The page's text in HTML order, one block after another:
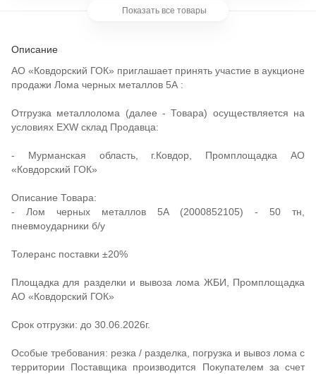
Показать все товары
Описание
АО «Ковдорский ГОК» приглашает принять участие в аукционе
продажи Лома черных металлов 5А :
Отгрузка металлолома (далее - Товара) осуществляется на
условиях EXW склад Продавца:
- Мурманская область, г.Ковдор, Промплощадка АО
«Ковдорский ГОК»
Описание Товара:
- Лом черных металлов 5А (2000852105) - 50 тн,
пневмоударники б/у
Толеранс поставки ±20%
Площадка для разделки и вывоза лома ЖБИ, Промплощадка
АО «Ковдорский ГОК»
Срок отгрузки: до 30.06.2026г.
Особые требования: резка / разделка, погрузка и вывоз лома с
территории Поставщика производится Покупателем за счет